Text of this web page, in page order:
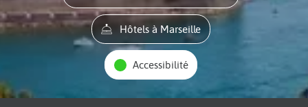
Hôtels à Marseille
Accessibilité